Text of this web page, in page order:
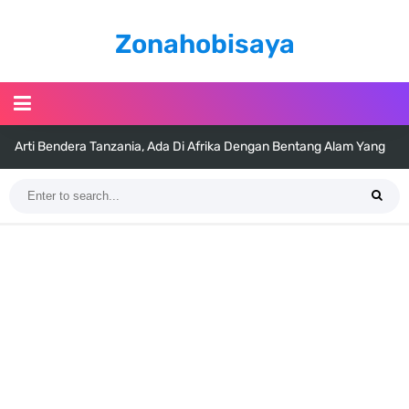
Zonahobisaya
Arti Bendera Tanzania, Ada Di Afrika Dengan Bentang Alam Yang